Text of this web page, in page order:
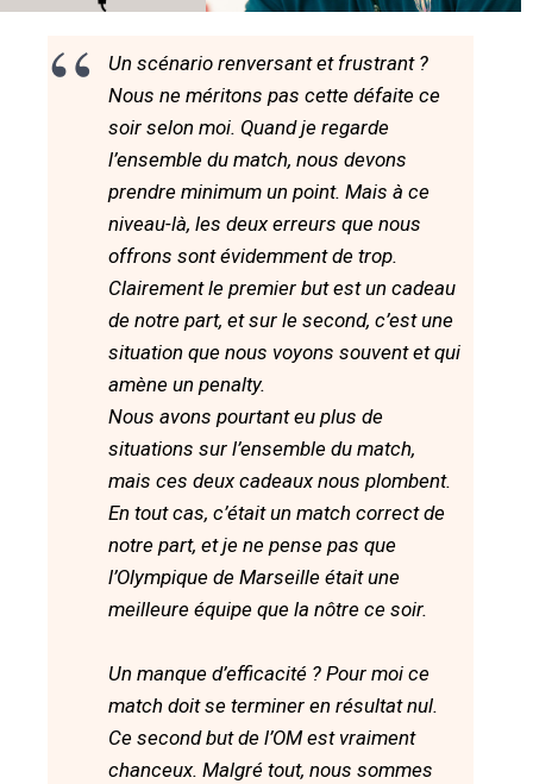
Un scénario renversant et frustrant ?
Nous ne méritons pas cette défaite ce
soir selon moi. Quand je regarde
l’ensemble du match, nous devons
prendre minimum un point. Mais à ce
niveau-là, les deux erreurs que nous
offrons sont évidemment de trop.
Clairement le premier but est un cadeau
de notre part, et sur le second, c’est une
situation que nous voyons souvent et qui
amène un penalty.
Nous avons pourtant eu plus de
situations sur l’ensemble du match,
mais ces deux cadeaux nous plombent.
En tout cas, c’était un match correct de
notre part, et je ne pense pas que
l’Olympique de Marseille était une
meilleure équipe que la nôtre ce soir.
Un manque d’efficacité ? Pour moi ce
match doit se terminer en résultat nul.
Ce second but de l’OM est vraiment
chanceux. Malgré tout, nous sommes